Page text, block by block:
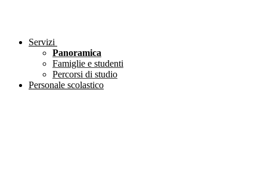
Servizi
Panoramica
Famiglie e studenti
Percorsi di studio
Personale scolastico